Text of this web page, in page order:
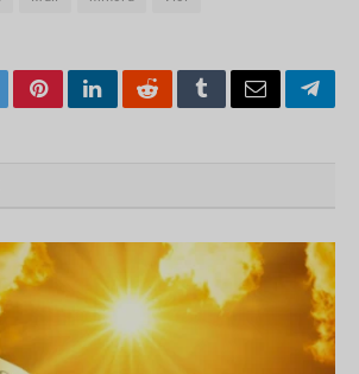
PinterestLinkedInRedditTumblrEmail